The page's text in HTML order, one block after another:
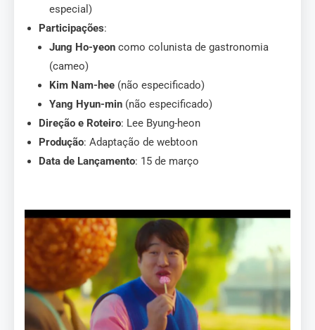
especial)
Participações:
Jung Ho-yeon como colunista de gastronomia
(cameo)
Kim Nam-hee (não especificado)
Yang Hyun-min (não especificado)
Direção e Roteiro: Lee Byung-heon
Produção: Adaptação de webtoon
Data de Lançamento: 15 de março